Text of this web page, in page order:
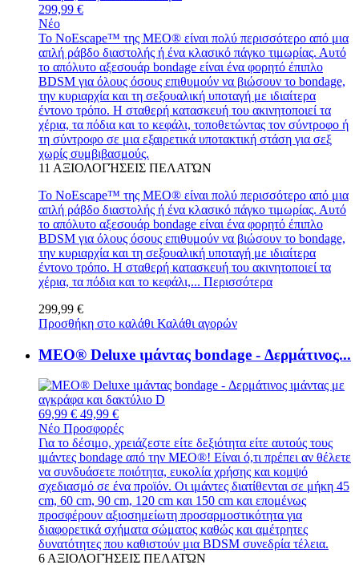
299,99 €
Νέο
Το NoEscape™ της MEO® είναι πολύ περισσότερο από μια
απλή ράβδο διαστολής ή ένα κλασικό πάγκο τιμωρίας. Αυτό
το απόλυτο αξεσουάρ bondage είναι ένα φορητό έπιπλο
BDSM για όλους όσους επιθυμούν να βιώσουν το bondage,
την κυριαρχία και τη σεξουαλική υποταγή με ιδιαίτερα
έντονο τρόπο. Η σταθερή κατασκευή του ακινητοποιεί τα
χέρια, τα πόδια και το κεφάλι, τοποθετώντας τον σύντροφο ή
τη σύντροφο σε μια εξαιρετικά υποτακτική στάση για σεξ
χωρίς συμβιβασμούς.
11 ΑΞΙΟΛΟΓΉΣΕΙΣ ΠΕΛΑΤΏΝ
Το NoEscape™ της MEO® είναι πολύ περισσότερο από μια
απλή ράβδο διαστολής ή ένα κλασικό πάγκο τιμωρίας. Αυτό
το απόλυτο αξεσουάρ bondage είναι ένα φορητό έπιπλο
BDSM για όλους όσους επιθυμούν να βιώσουν το bondage,
την κυριαρχία και τη σεξουαλική υποταγή με ιδιαίτερα
έντονο τρόπο. Η σταθερή κατασκευή του ακινητοποιεί τα
χέρια, τα πόδια και το κεφάλι,... Περισσότερα
299,99 €
Προσθήκη στο καλάθι Καλάθι αγορών
MEO® Deluxe ιμάντας bondage - Δερμάτινος...
69,99 € 49,99 €
Νέο Προσφορές
Για το δέσιμο, χρειάζεστε είτε δεξιότητα είτε αυτούς τους
ιμάντες bondage από την MEO®! Είναι ό,τι πρέπει αν θέλετε
να συνδυάσετε ποιότητα, ευκολία χρήσης και κομψό
σχεδιασμό σε ένα προϊόν. Οι ιμάντες διατίθενται σε μήκη 45
cm, 60 cm, 90 cm, 120 cm και 150 cm και επομένως
προσφέρουν αξιοσημείωτη προσαρμοστικότητα για
διαφορετικά σχήματα σώματος καθώς και αμέτρητες
δυνατότητες που καθιστούν μια BDSM συνεδρία τέλεια.
6ΑΞΙΟΛΟΓΉΣΕΙΣ ΠΕΛΑΤΏΝ